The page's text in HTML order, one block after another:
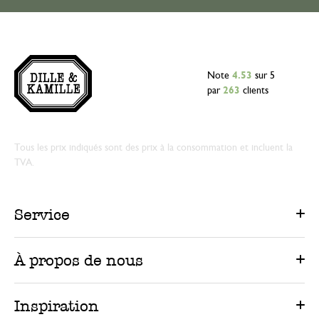
Note 4.53 sur 5
par 263 clients
Tous les prix indiqués sont des prix à la consommation et incluent la
TVA.
Service
À propos de nous
Inspiration